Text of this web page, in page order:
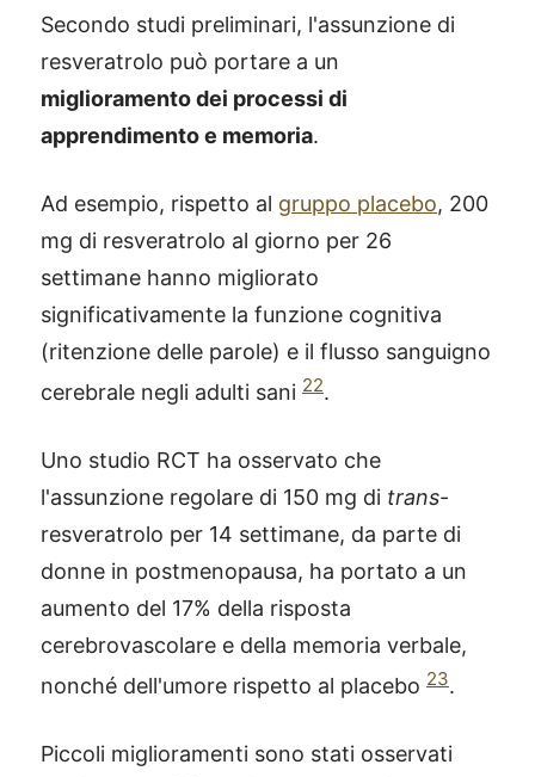
Secondo studi preliminari, l'assunzione di
resveratrolo può portare a un
miglioramento dei processi di
apprendimento e memoria.
Ad esempio, rispetto al gruppo placebo, 200
mg di resveratrolo al giorno per 26
settimane hanno migliorato
significativamente la funzione cognitiva
(ritenzione delle parole) e il flusso sanguigno
cerebrale negli adulti sani 22.
Uno studio RCT ha osservato che
l'assunzione regolare di 150 mg di trans-
resveratrolo per 14 settimane, da parte di
donne in postmenopausa, ha portato a un
aumento del 17% della risposta
cerebrovascolare e della memoria verbale,
nonché dell'umore rispetto al placebo 23.
Piccoli miglioramenti sono stati osservati